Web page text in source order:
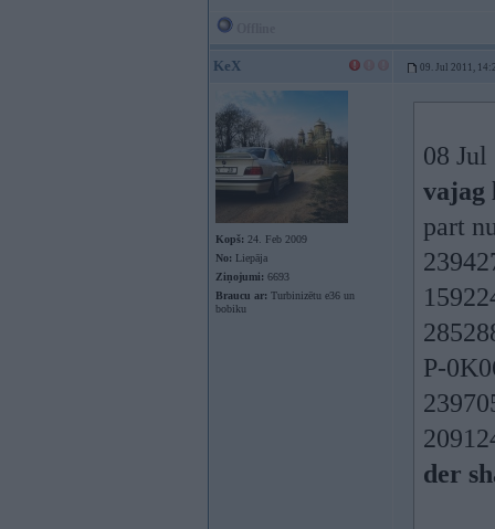
KeX 09. Jul 2011,
Kopš: 24. Feb 2009
No: Liepāja
Ziņojumi: 6693
Braucu ar: Turbinizētu e36 un
bobiku
08
vajag
part
P-
der